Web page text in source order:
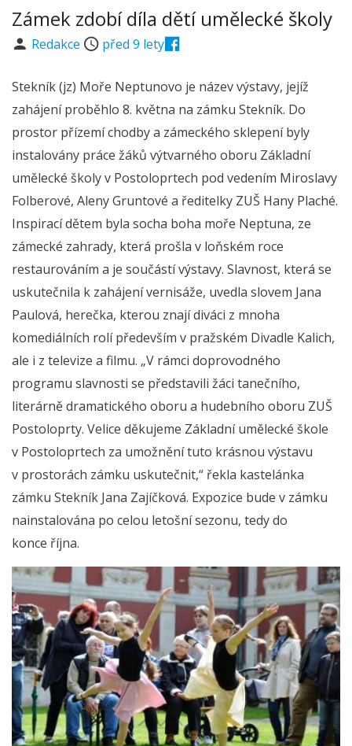
Zámek zdobí díla dětí umělecké školy
Redakce před 9 lety
Stekník (jz) Moře Neptunovo je název výstavy, jejíž
zahájení proběhlo 8. května na zámku Stekník. Do
prostor přízemí chodby a zámeckého sklepení byly
instalovány práce žáků výtvarného oboru Základní
umělecké školy v Postoloprtech pod vedením Miroslavy
Folberové, Aleny Gruntové a ředitelky ZUŠ Hany Plaché.
Inspirací dětem byla socha boha moře Neptuna, ze
zámecké zahrady, která prošla v loňském roce
restaurováním a je součástí výstavy. Slavnost, která se
uskutečnila k zahájení vernisáže, uvedla slovem Jana
Paulová, herečka, kterou znají diváci z mnoha
komediálních rolí především v pražském Divadle Kalich,
ale i z televize a filmu. „V rámci doprovodného
programu slavnosti se představili žáci tanečního,
literárně dramatického oboru a hudebního oboru ZUŠ
Postoloprty. Velice děkujeme Základní umělecké škole
v Postoloprtech za umožnění tuto krásnou výstavu
v prostorách zámku uskutečnit,“ řekla kastelánka
zámku Stekník Jana Zajíčková. Expozice bude v zámku
nainstalována po celou letošní sezonu, tedy do
konce října.